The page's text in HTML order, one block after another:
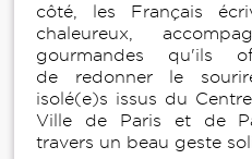
côté, les Français
chaleureux,
gourmandes qu'ils
de redonner le
isolé(e)s issus du
Ville de Paris et de
travers un beau geste